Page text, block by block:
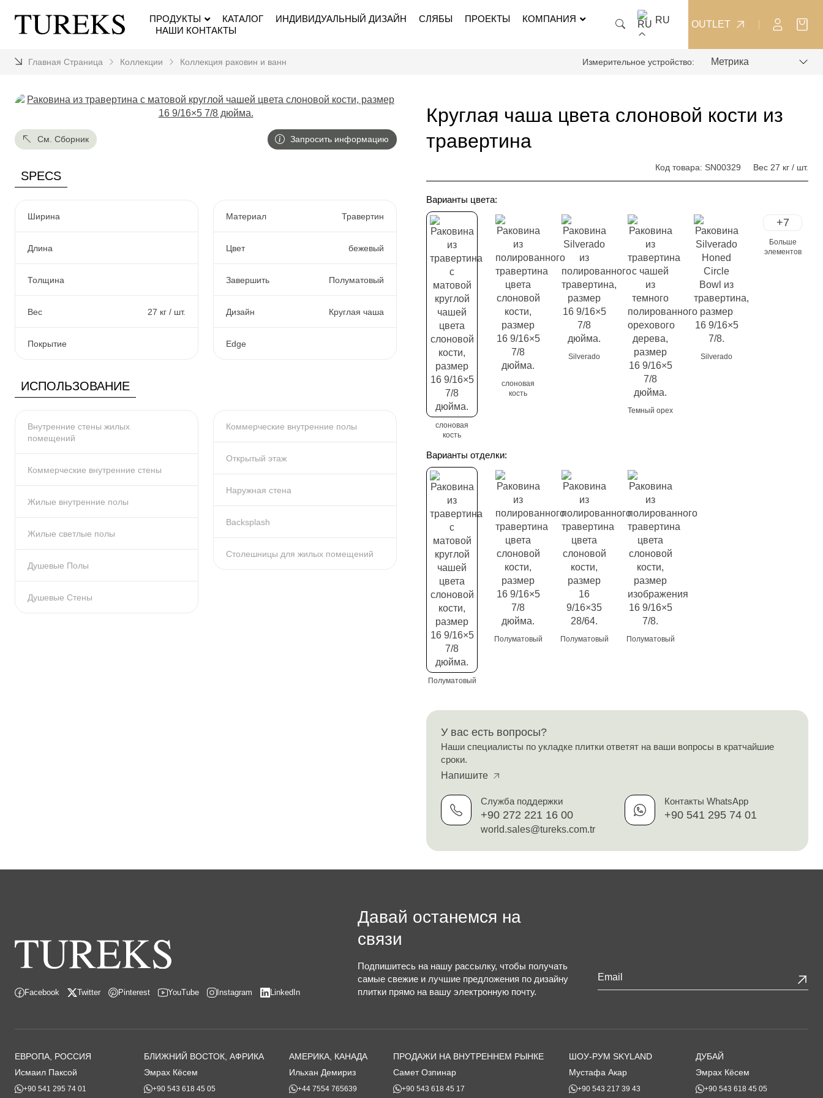
ПРОДУКТЫ КАТАЛОГ ИНДИВИДУАЛЬНЫЙ ДИЗАЙН СЛЯБЫ ПРОЕКТЫ
КОМПАНИЯ
НАШИ КОНТАКТЫ
RU OUTLET
Главная Страница Коллекции Коллекция раковин и ванн Измерительное устройство:
См. Сборник Запросить информацию
SPECS
Ширина
Длина
Толщина
Вес 27 кг / шт.
Покрытие
Материал Травертин
Цвет бежевый
Завершить Полуматовый
Дизайн Круглая чаша
Edge
ИСПОЛЬЗОВАНИЕ
Внутренние стены жилых
помещений
Коммерческие внутренние стены
Жилые внутренние полы
Жилые светлые полы
Душевые Полы
Душевые Стены
Коммерческие внутренние полы
Открытый этаж
Наружная стена
Backsplash
Столешницы для жилых помещений
Круглая чаша цвета слоновой кости из
травертина
Код товара: SN00329 Вес 27 кг / шт.
Варианты цвета:
слоновая
кость
слоновая
кость
Silverado
Темный орех
Silverado
+7
Больше
элементов
Варианты отделки:
Полуматовый
Полуматовый Полуматовый Полуматовый
У вас есть вопросы?
Наши специалисты по укладке плитки ответят на ваши вопросы в кратчайшие
сроки.
Напишите
Служба поддержки
+90 272 221 16 00
world.sales@tureks.com.tr
Контакты WhatsApp
+90 541 295 74 01
Facebook Twitter Pinterest YouTube Instagram LinkedIn
Давай останемся на
связи
Подпишитесь на нашу рассылку, чтобы получать
самые свежие и лучшие предложения по дизайну
плитки прямо на вашу электронную почту.
ЕВРОПА, РОССИЯ
Исмаил Паксой
+90 541 295 74 01
БЛИЖНИЙ ВОСТОК, АФРИКА
Эмрах Кёсем
+90 543 618 45 05
АМЕРИКА, КАНАДА
Ильхан Демириз
+44 7554 765639
ПРОДАЖИ НА ВНУТРЕННЕМ РЫНКЕ
Самет Озпинар
+90 543 618 45 17
ШОУ-РУМ SKYLAND
Мустафа Акар
+90 543 217 39 43
ДУБАЙ
Эмрах Кёсем
+90 543 618 45 05